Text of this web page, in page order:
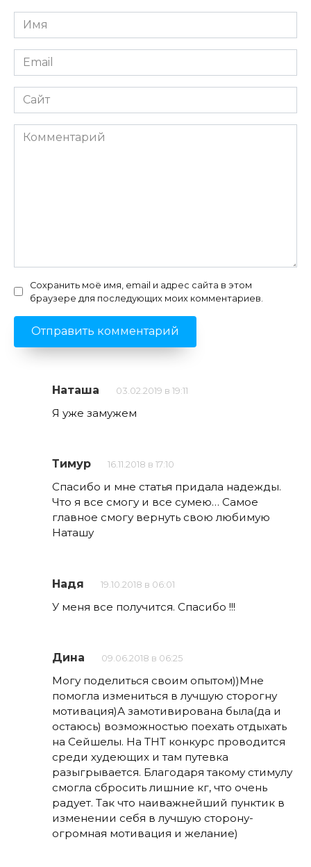
Имя
*
Email
*
Сайт
Комментарий
Сохранить моё имя, email и адрес сайта в этом
браузере для последующих моих комментариев.
Наташа 03.02.2019 в 19:11
Я уже замужем
Тимур 16.11.2018 в 17:10
Спасибо и мне статья придала надежды.
Что я все смогу и все сумею… Самое
главное смогу вернуть свою любимую
Наташу
Надя 19.10.2018 в 06:01
У меня все получится. Спасибо !!!
Дина 09.06.2018 в 06:25
Могу поделиться своим опытом))Мне
помогла измениться в лучшую сторогну
мотивация)А замотивирована была(да и
остаюсь) возможностью поехать отдыхать
на Сейшелы. На ТНТ конкурс проводится
среди худеющих и там путевка
разыгрывается. Благодаря такому стимулу
смогла сбросить лишние кг, что очень
радует. Так что наиважнейший пунктик в
изменении себя в лучшую сторону-
огромная мотивация и желание)